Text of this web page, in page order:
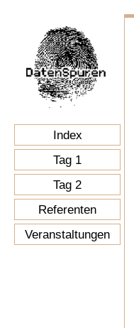
Index
Tag 1
Tag 2
Referenten
Veranstaltungen